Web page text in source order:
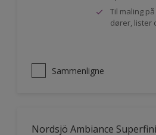
Til maling
dører, lister
Sammenligne
Nordsjö Ambiance